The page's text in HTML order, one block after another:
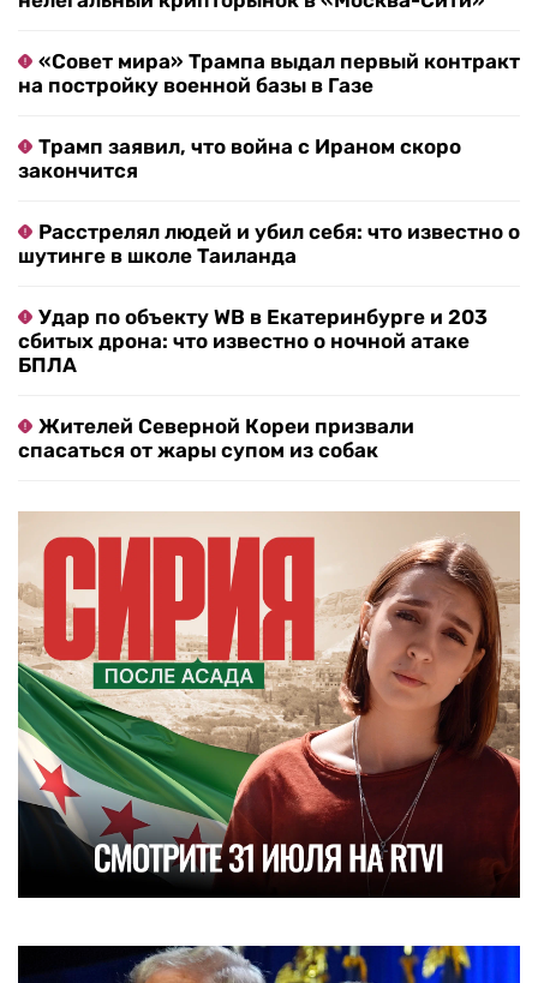
«Совет мира» Трампа выдал первый контракт
на постройку военной базы в Газе
Трамп заявил, что война с Ираном скоро
закончится
Расстрелял людей и убил себя: что известно о
шутинге в школе Таиланда
Удар по объекту WB в Екатеринбурге и 203
сбитых дрона: что известно о ночной атаке
БПЛА
Жителей Северной Кореи призвали
спасаться от жары супом из собак